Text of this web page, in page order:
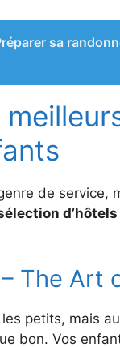
sa
de service,
d’hôtels
The Art
petits, mais
bon. Vos